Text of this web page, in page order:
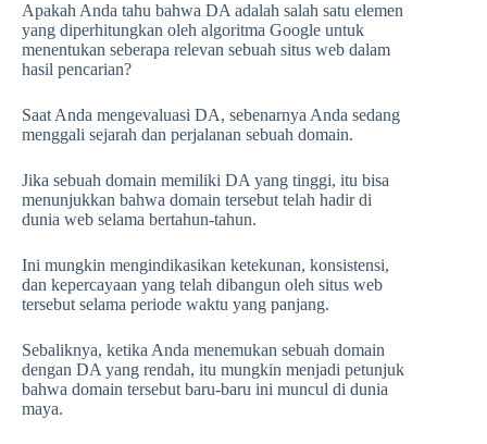
Apakah Anda tahu bahwa DA adalah salah satu elemen
yang diperhitungkan oleh algoritma Google untuk
menentukan seberapa relevan sebuah situs web dalam
hasil pencarian?
Saat Anda mengevaluasi DA, sebenarnya Anda sedang
menggali sejarah dan perjalanan sebuah domain.
Jika sebuah domain memiliki DA yang tinggi, itu bisa
menunjukkan bahwa domain tersebut telah hadir di
dunia web selama bertahun-tahun.
Ini mungkin mengindikasikan ketekunan, konsistensi,
dan kepercayaan yang telah dibangun oleh situs web
tersebut selama periode waktu yang panjang.
Sebaliknya, ketika Anda menemukan sebuah domain
dengan DA yang rendah, itu mungkin menjadi petunjuk
bahwa domain tersebut baru-baru ini muncul di dunia
maya.